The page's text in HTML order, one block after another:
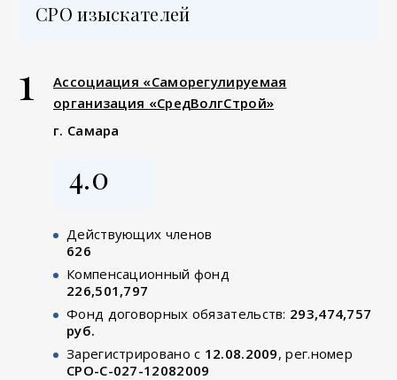
СРО изыскателей
1
Ассоциация «Саморегулируемая
организация «СредВолгСтрой»
г. Самара
4.0
Действующих членов
626
Компенсационный фонд
226,501,797
Фонд договорных обязательств: 293,474,757
руб.
Зарегистрировано с 12.08.2009, рег.номер
СРО-С-027-12082009